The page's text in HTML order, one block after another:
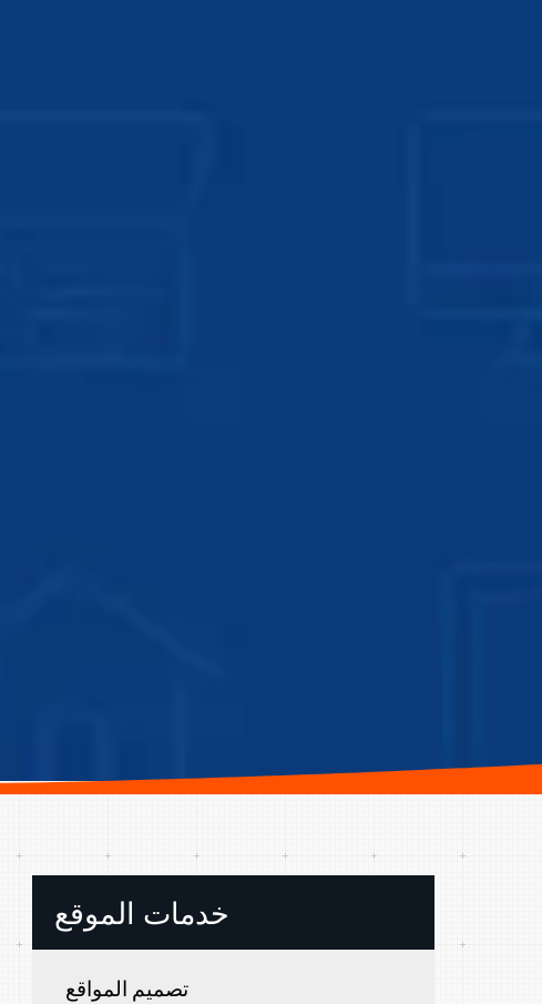
خدمات الموقع
تصميم المواقع